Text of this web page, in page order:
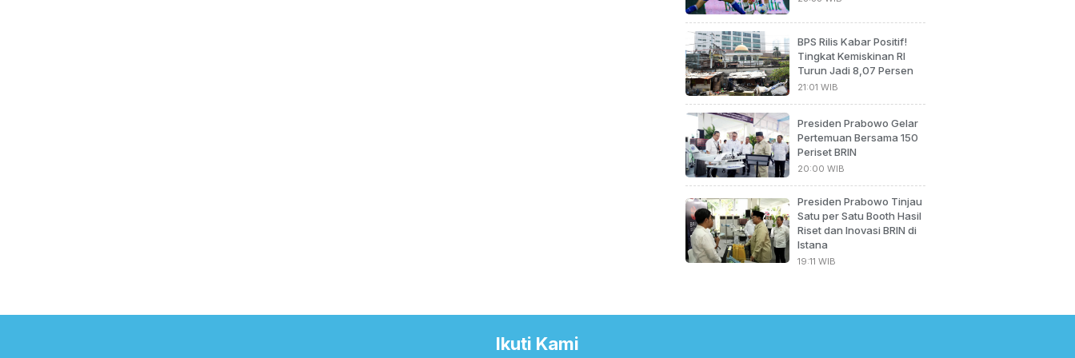
BPS Rilis Kabar Positif!
Tingkat Kemiskinan RI
Turun Jadi 8,07 Persen
21:01 WIB
Presiden Prabowo Gelar
Pertemuan Bersama 150
Periset BRIN
20:00 WIB
Presiden Prabowo Tinjau
Satu per Satu Booth Hasil
Riset dan Inovasi BRIN di
Istana
19:11 WIB
Ikuti Kami